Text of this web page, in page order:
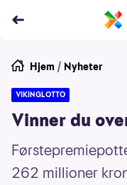
Hjem / Nyheter
VIKINGLOTTO
Vinner du
262 millioner